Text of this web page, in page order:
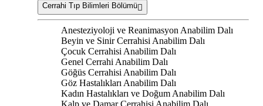
Cerrahi Tıp Bilimleri Bölümü
Anesteziyoloji ve Reanimasyon Anabilim Dalı
Beyin ve Sinir Cerrahisi Anabilim Dalı
Çocuk Cerrahisi Anabilim Dalı
Genel Cerrahi Anabilim Dalı
Göğüs Cerrahisi Anabilim Dalı
Göz Hastalıkları Anabilim Dalı
Kadın Hastalıkları ve Doğum Anabilim Dalı